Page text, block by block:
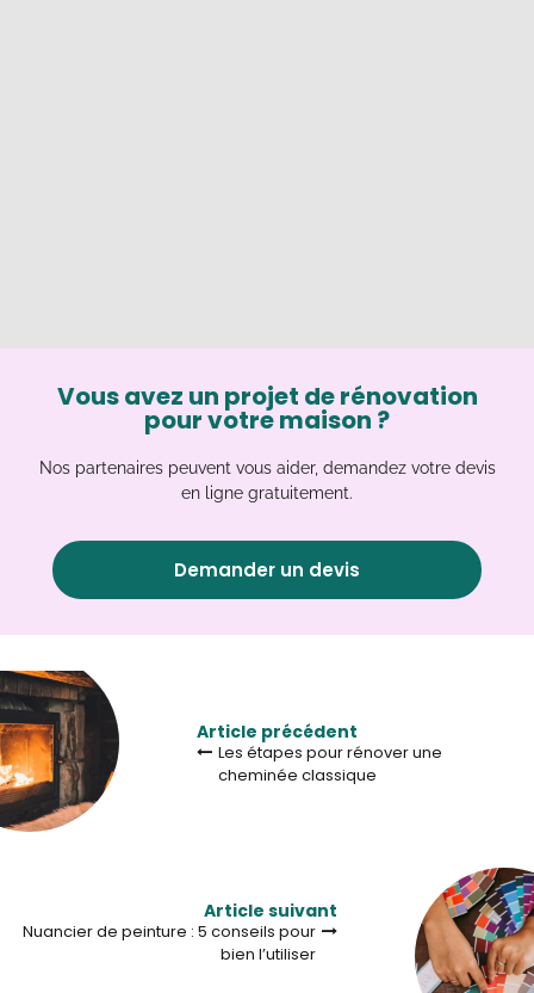
Vous avez un projet de rénovation
pour votre maison ?
Nos partenaires peuvent vous aider, demandez votre devis
en ligne gratuitement.
Demander un devis
Article précédent
Les étapes pour rénover une
cheminée classique
Article suivant
Nuancier de peinture : 5 conseils pour
bien l’utiliser